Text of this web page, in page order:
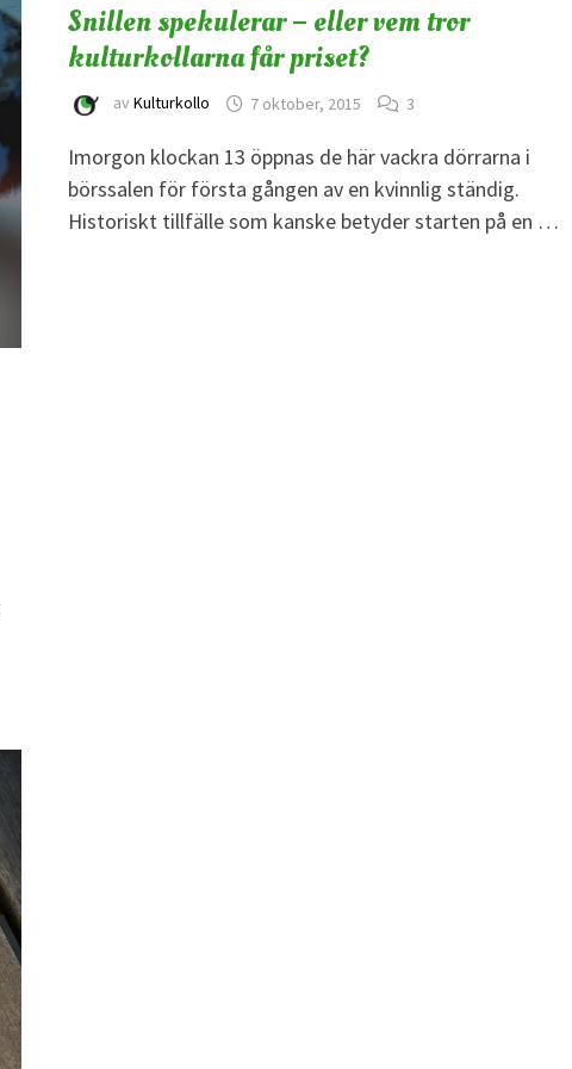
Snillen spekulerar – eller vem tror
kulturkollarna får priset?
av Kulturkollo 7 oktober, 2015 3
Imorgon klockan 13 öppnas de här vackra dörrarna i
börssalen för första gången av en kvinnlig ständig.
Historiskt tillfälle som kanske betyder starten på en …